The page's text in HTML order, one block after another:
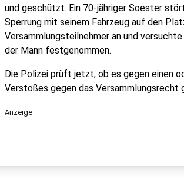
und geschützt. Ein 70-jähriger Soester
Sperrung mit seinem Fahrzeug auf den
Versammlungsteilnehmer an und
der Mann festgenommen.
Die Polizei prüft jetzt, ob es gegen einen
Verstoßes gegen das Versammlungsrecht
Anzeige